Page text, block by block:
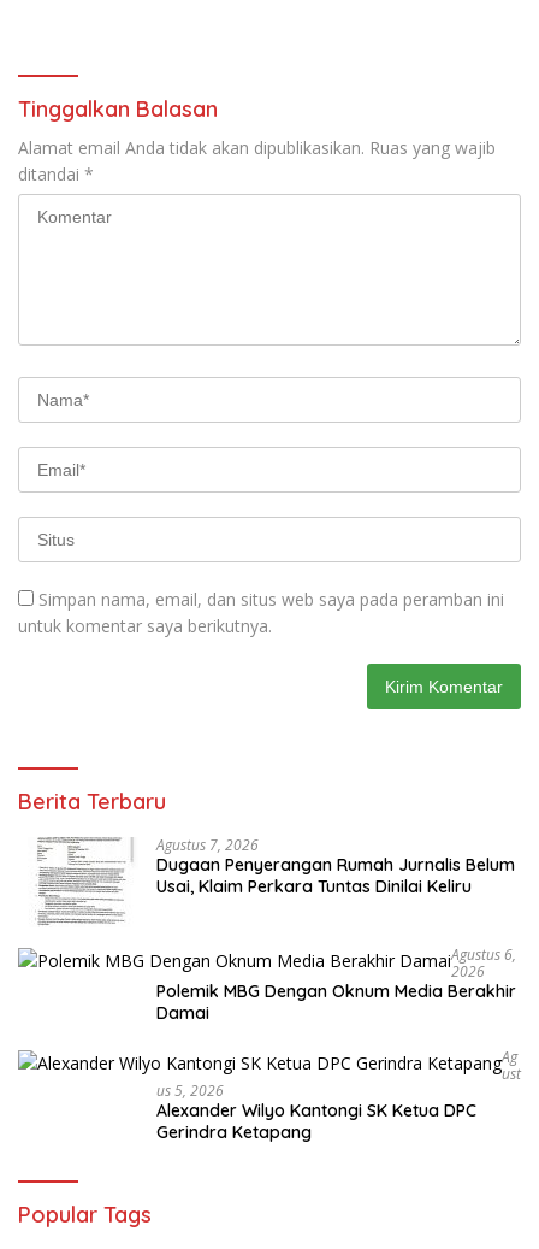
Tinggalkan Balasan
Alamat email Anda tidak akan dipublikasikan. Ruas yang wajib
ditandai *
Simpan nama, email, dan situs web saya pada peramban ini
untuk komentar saya berikutnya.
Berita Terbaru
Agustus 7, 2026
Dugaan Penyerangan Rumah Jurnalis Belum
Usai, Klaim Perkara Tuntas Dinilai Keliru
Agustus 6,
2026
Polemik MBG Dengan Oknum Media Berakhir
Damai
Ag
Ust
Us 5, 2026
Alexander Wilyo Kantongi SK Ketua DPC
Gerindra Ketapang
Popular Tags